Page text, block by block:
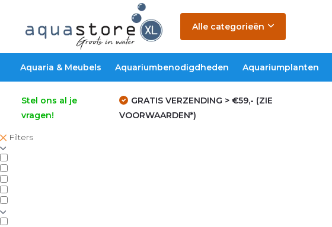
Alle categorieën
Aquaria & Meubels Aquariumbenodigdheden Aquariumplanten
Stel ons al je
vragen!
GRATIS VERZENDING > €59,- (ZIE
VOORWAARDEN*)
Filters